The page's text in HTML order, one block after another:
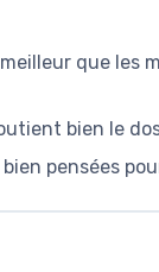
que les
bien le
pensées